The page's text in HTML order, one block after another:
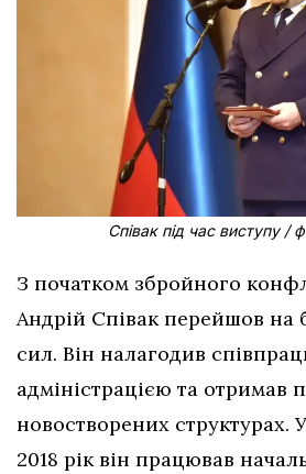
Співак під час виступу /
З початком збройного
Андрій Співак перейшов на
сил. Він налагодив
адміністрацією та отримав
новостворених структурах.
2018 рік він працював